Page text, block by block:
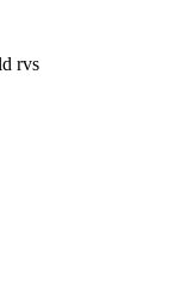
rvs